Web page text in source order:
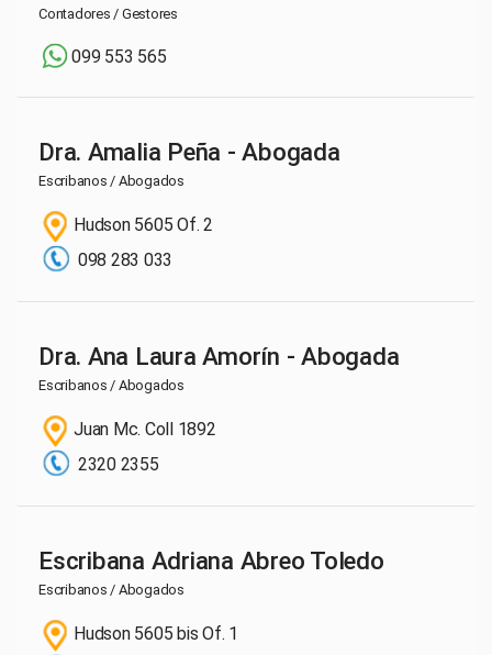
Contadores / Gestores
099 553 565
Dra. Amalia Peña - Abogada
Escribanos / Abogados
Hudson 5605 Of. 2
098 283 033
Dra. Ana Laura Amorín - Abogada
Escribanos / Abogados
Juan Mc. Coll 1892
2320 2355
Escribana Adriana Abreo Toledo
Escribanos / Abogados
Hudson 5605 bis Of. 1